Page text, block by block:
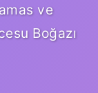
ve
Boğazı